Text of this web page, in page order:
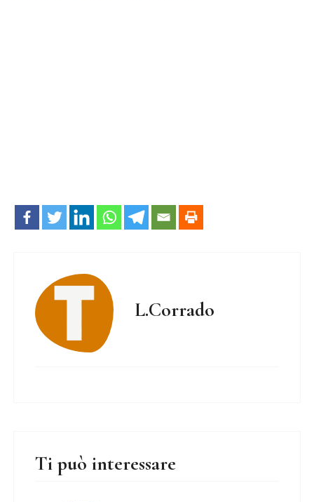
L.Corrado
Ti può interessare